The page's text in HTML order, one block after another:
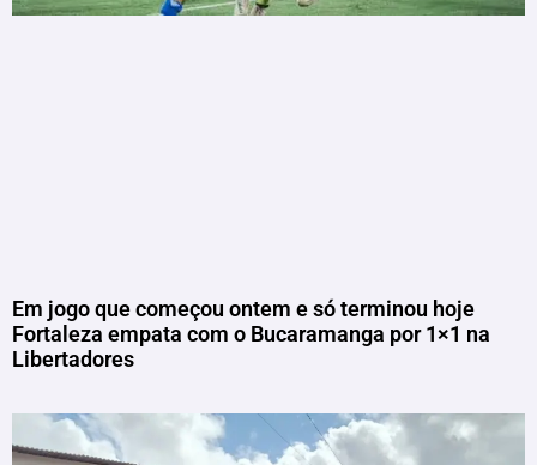
Em jogo que começou ontem e só terminou hoje
Fortaleza empata com o Bucaramanga por 1×1 na
Libertadores